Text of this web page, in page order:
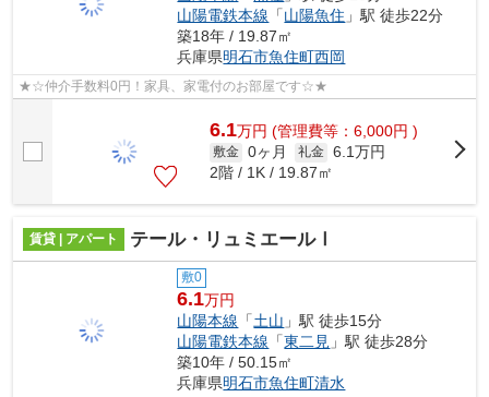
山陽電鉄本線 「山陽魚住 」駅 徒歩22分
築18年 / 19.87㎡
兵庫県明石市魚住町西岡
★☆仲介手数料0円！家具、家電付のお部屋です☆★
6.1万円 (管理費等：6,000円 )
敷金 0ヶ月 礼金 6.1万円
2階 / 1K / 19.87㎡
賃貸 | アパート テール・リュミエールⅠ
敷0
6.1万円
山陽本線 「土山 」駅 徒歩15分
山陽電鉄本線 「東二見 」駅 徒歩28分
築10年 / 50.15㎡
兵庫県明石市魚住町清水